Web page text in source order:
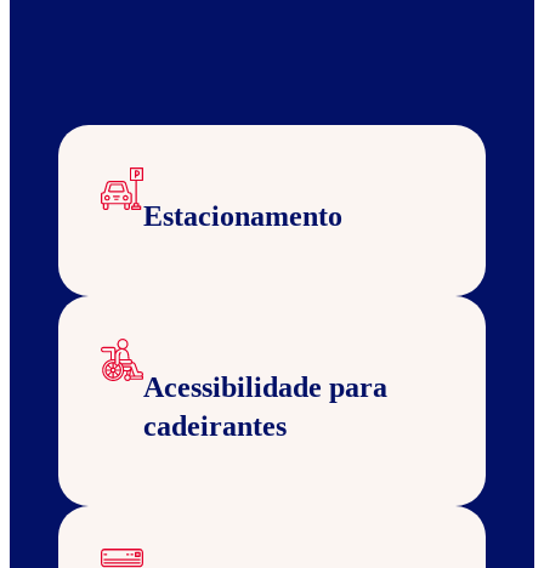
Estacionamento
Acessibilidade para
cadeirantes